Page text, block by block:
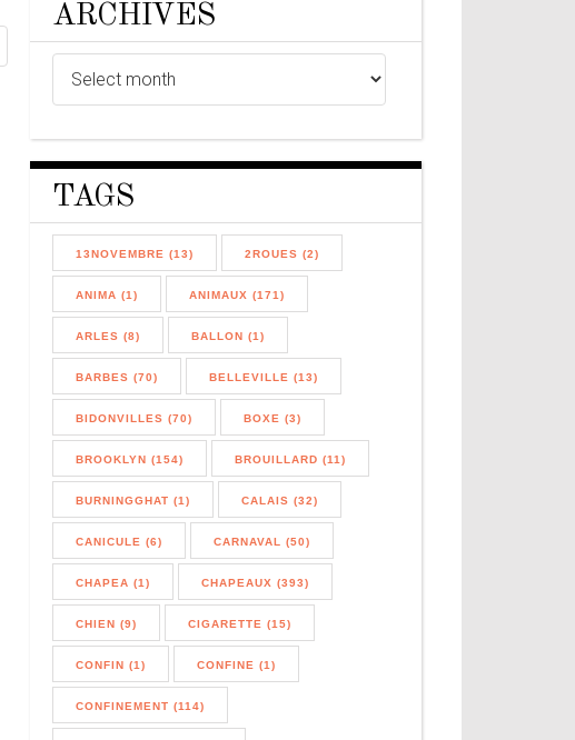
ARCHIVES
TAGS
13NOVEMBRE (13) 2ROUES (2)
ANIMA (1) ANIMAUX (171)
ARLES (8) BALLON (1)
BARBES (70) BELLEVILLE (13)
BIDONVILLES (70) BOXE (3)
BROOKLYN (154) BROUILLARD (11)
BURNINGGHAT (1) CALAIS (32)
CANICULE (6) CARNAVAL (50)
CHAPEA (1) CHAPEAUX (393)
CHIEN (9) CIGARETTE (15)
CONFIN (1) CONFINE (1)
CONFINEMENT (114)